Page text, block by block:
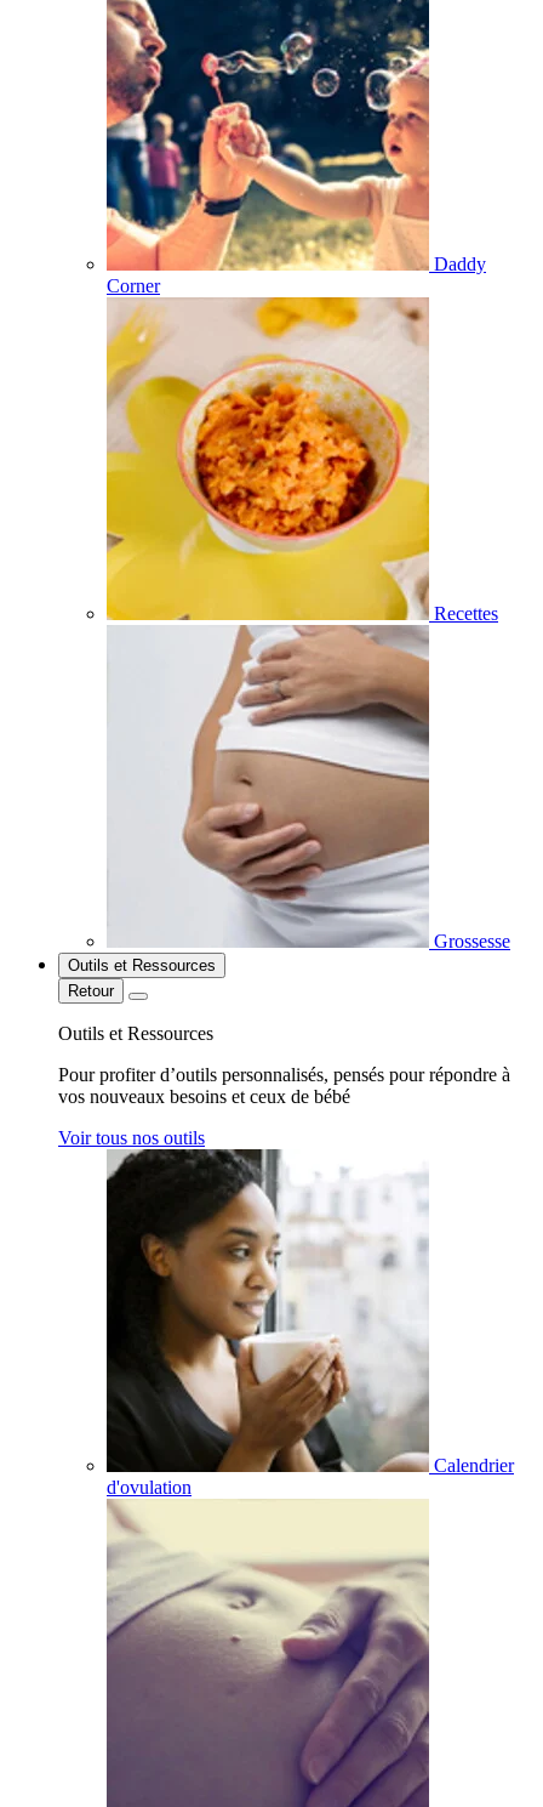
Daddy
Corner
Recettes
Grossesse
Outils et Ressources
Retour
Outils et Ressources
Pour profiter d’outils personnalisés, pensés pour répondre à
vos nouveaux besoins et ceux de bébé
Voir tous nos outils
Calendrier
d'ovulation